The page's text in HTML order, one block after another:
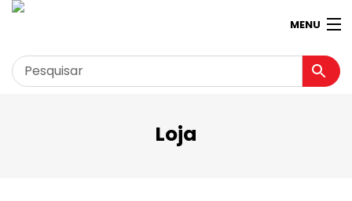
MENU
Garagem
Loja